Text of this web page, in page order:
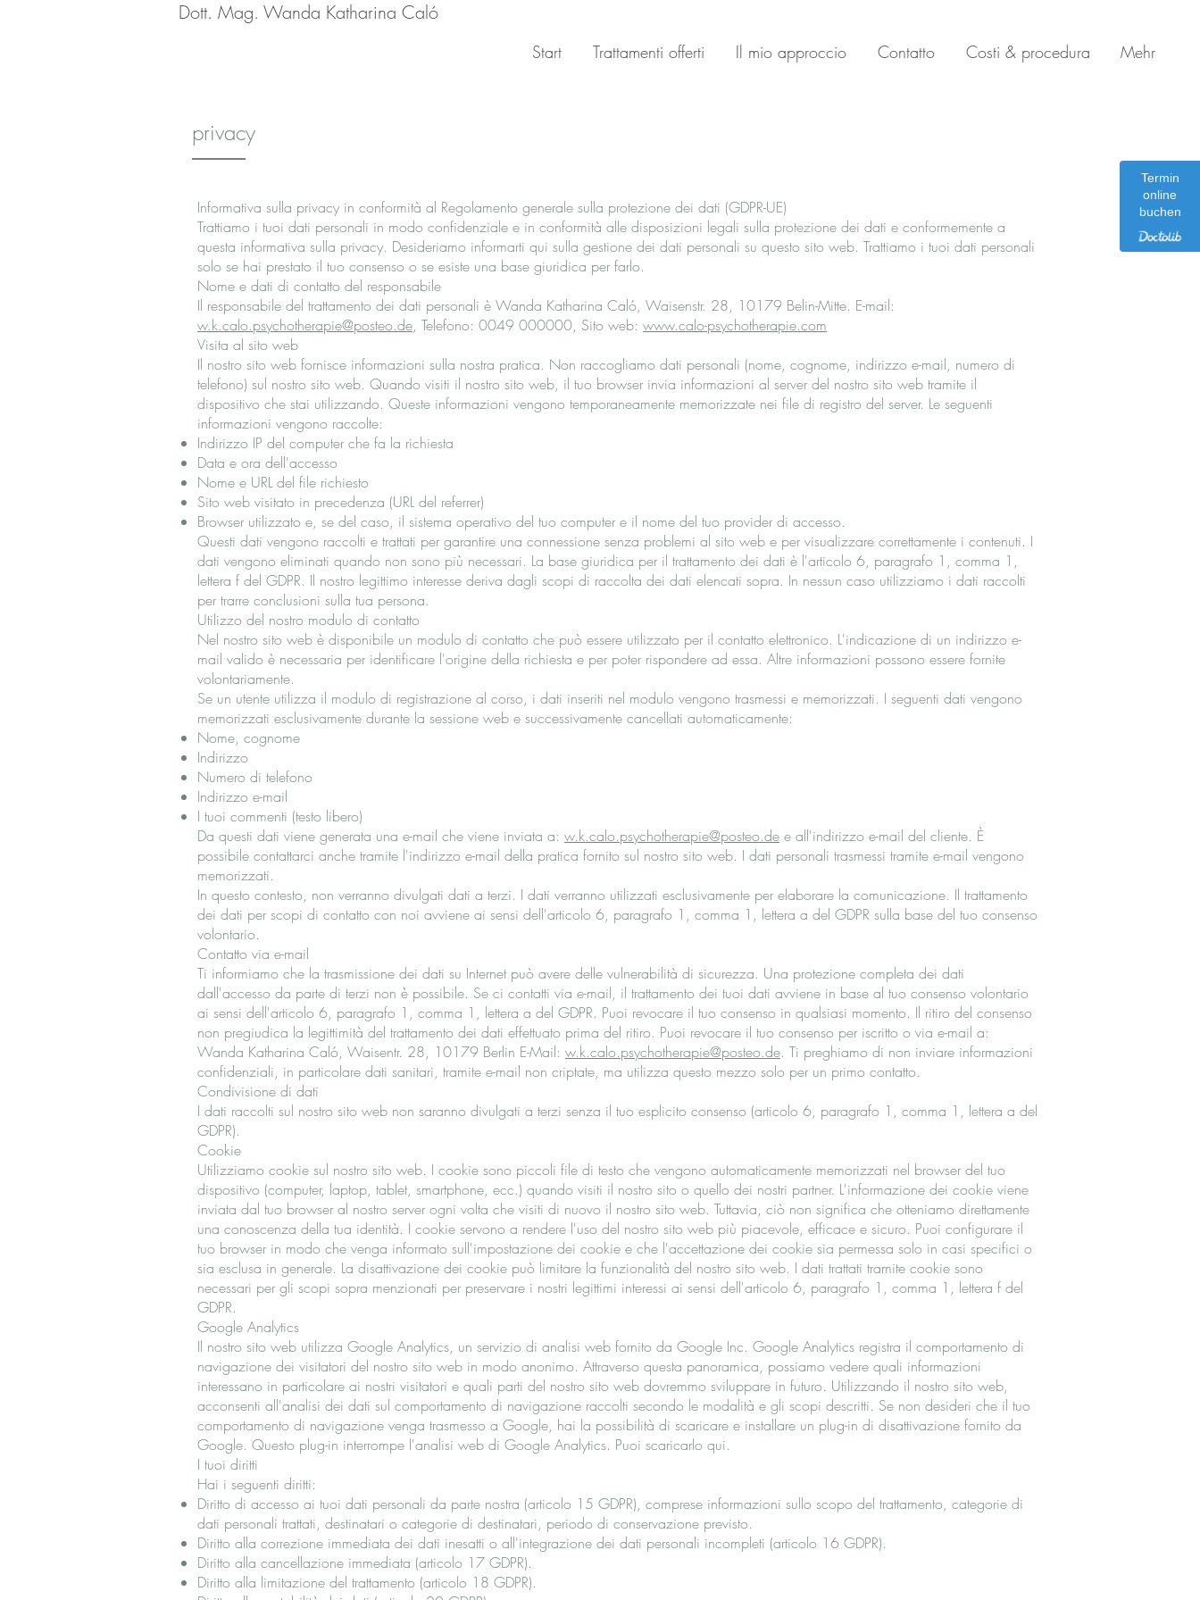
Start Trattamenti offerti Il mio approccio Contatto Costi & procedura Mehr
Dott. Mag. Wanda Katharina Caló
privacy
Informativa sulla privacy in conformità al Regolamento generale sulla protezione dei dati (GDPR-UE)
Trattiamo i tuoi dati personali in modo confidenziale e in conformità alle disposizioni legali sulla protezione dei dati e conformemente a
questa informativa sulla privacy. Desideriamo informarti qui sulla gestione dei dati personali su questo sito web. Trattiamo i tuoi dati personali
solo se hai prestato il tuo consenso o se esiste una base giuridica per farlo.
Nome e dati di contatto del responsabile
Il responsabile del trattamento dei dati personali è Wanda Katharina Caló, Waisenstr. 28, 10179 Belin-Mitte. E-mail:
w.k.calo.psychotherapie@posteo.de, Telefono: 0049 000000, Sito web: www.calo-psychotherapie.com
Visita al sito web
Il nostro sito web fornisce informazioni sulla nostra pratica. Non raccogliamo dati personali (nome, cognome, indirizzo e-mail, numero di
telefono) sul nostro sito web. Quando visiti il nostro sito web, il tuo browser invia informazioni al server del nostro sito web tramite il
dispositivo che stai utilizzando. Queste informazioni vengono temporaneamente memorizzate nei file di registro del server. Le seguenti
informazioni vengono raccolte:
Indirizzo IP del computer che fa la richiesta
Data e ora dell'accesso
Nome e URL del file richiesto
Sito web visitato in precedenza (URL del referrer)
Browser utilizzato e, se del caso, il sistema operativo del tuo computer e il nome del tuo provider di accesso.
Questi dati vengono raccolti e trattati per garantire una connessione senza problemi al sito web e per visualizzare correttamente i contenuti. I
dati vengono eliminati quando non sono più necessari. La base giuridica per il trattamento dei dati è l'articolo 6, paragrafo 1, comma 1,
lettera f del GDPR. Il nostro legittimo interesse deriva dagli scopi di raccolta dei dati elencati sopra. In nessun caso utilizziamo i dati raccolti
per trarre conclusioni sulla tua persona.
Utilizzo del nostro modulo di contatto
Nel nostro sito web è disponibile un modulo di contatto che può essere utilizzato per il contatto elettronico. L'indicazione di un indirizzo e-
mail valido è necessaria per identificare l'origine della richiesta e per poter rispondere ad essa. Altre informazioni possono essere fornite
volontariamente.
Se un utente utilizza il modulo di registrazione al corso, i dati inseriti nel modulo vengono trasmessi e memorizzati. I seguenti dati vengono
memorizzati esclusivamente durante la sessione web e successivamente cancellati automaticamente:
Nome, cognome
Indirizzo
Numero di telefono
Indirizzo e-mail
I tuoi commenti (testo libero)
Da questi dati viene generata una e-mail che viene inviata a: w.k.calo.psychotherapie@posteo.de e all'indirizzo e-mail del cliente. È
possibile contattarci anche tramite l'indirizzo e-mail della pratica fornito sul nostro sito web. I dati personali trasmessi tramite e-mail vengono
memorizzati.
In questo contesto, non verranno divulgati dati a terzi. I dati verranno utilizzati esclusivamente per elaborare la comunicazione. Il trattamento
dei dati per scopi di contatto con noi avviene ai sensi dell'articolo 6, paragrafo 1, comma 1, lettera a del GDPR sulla base del tuo consenso
volontario.
Contatto via e-mail
Ti informiamo che la trasmissione dei dati su Internet può avere delle vulnerabilità di sicurezza. Una protezione completa dei dati
dall'accesso da parte di terzi non è possibile. Se ci contatti via e-mail, il trattamento dei tuoi dati avviene in base al tuo consenso volontario
ai sensi dell'articolo 6, paragrafo 1, comma 1, lettera a del GDPR. Puoi revocare il tuo consenso in qualsiasi momento. Il ritiro del consenso
non pregiudica la legittimità del trattamento dei dati effettuato prima del ritiro. Puoi revocare il tuo consenso per iscritto o via e-mail a:
Wanda Katharina Caló, Waisentr. 28, 10179 Berlin E-Mail: w.k.calo.psychotherapie@posteo.de. Ti preghiamo di non inviare informazioni
confidenziali, in particolare dati sanitari, tramite e-mail non criptate, ma utilizza questo mezzo solo per un primo contatto.
Condivisione di dati
I dati raccolti sul nostro sito web non saranno divulgati a terzi senza il tuo esplicito consenso (articolo 6, paragrafo 1, comma 1, lettera a del
GDPR).
Cookie
Utilizziamo cookie sul nostro sito web. I cookie sono piccoli file di testo che vengono automaticamente memorizzati nel browser del tuo
dispositivo (computer, laptop, tablet, smartphone, ecc.) quando visiti il nostro sito o quello dei nostri partner. L'informazione dei cookie viene
inviata dal tuo browser al nostro server ogni volta che visiti di nuovo il nostro sito web. Tuttavia, ciò non significa che otteniamo direttamente
una conoscenza della tua identità. I cookie servono a rendere l'uso del nostro sito web più piacevole, efficace e sicuro. Puoi configurare il
tuo browser in modo che venga informato sull'impostazione dei cookie e che l'accettazione dei cookie sia permessa solo in casi specifici o
sia esclusa in generale. La disattivazione dei cookie può limitare la funzionalità del nostro sito web. I dati trattati tramite cookie sono
necessari per gli scopi sopra menzionati per preservare i nostri legittimi interessi ai sensi dell'articolo 6, paragrafo 1, comma 1, lettera f del
GDPR.
Google Analytics
Il nostro sito web utilizza Google Analytics, un servizio di analisi web fornito da Google Inc. Google Analytics registra il comportamento di
navigazione dei visitatori del nostro sito web in modo anonimo. Attraverso questa panoramica, possiamo vedere quali informazioni
interessano in particolare ai nostri visitatori e quali parti del nostro sito web dovremmo sviluppare in futuro. Utilizzando il nostro sito web,
acconsenti all'analisi dei dati sul comportamento di navigazione raccolti secondo le modalità e gli scopi descritti. Se non desideri che il tuo
comportamento di navigazione venga trasmesso a Google, hai la possibilità di scaricare e installare un plug-in di disattivazione fornito da
Google. Questo plug-in interrompe l'analisi web di Google Analytics. Puoi scaricarlo qui.
I tuoi diritti
Hai i seguenti diritti:
Diritto di accesso ai tuoi dati personali da parte nostra (articolo 15 GDPR), comprese informazioni sullo scopo del trattamento, categorie di
dati personali trattati, destinatari o categorie di destinatari, periodo di conservazione previsto.
Diritto alla correzione immediata dei dati inesatti o all'integrazione dei dati personali incompleti (articolo 16 GDPR).
Diritto alla cancellazione immediata (articolo 17 GDPR).
Diritto alla limitazione del trattamento (articolo 18 GDPR).
Termin
online
buchen